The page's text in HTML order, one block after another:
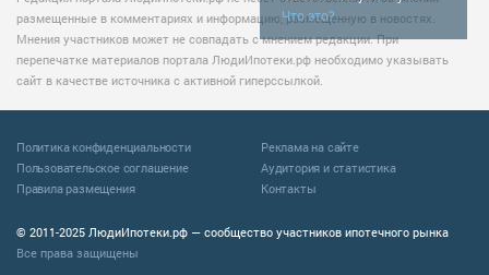
Что это?
размещенные в комментариях и информацию, размещенную в новостях.
Мнения участников может не совпадать с мнением редакции. При
перепечатке материалов портала ЛюдиИпотеки.рф необходимо указывать
сайт в качестве источника с активной гиперссылкой.
© 2011-2025 ЛюдиИпотеки.рф — сообщество участников ипотечного рынка
Все права защищены
Политика конфиденциальности
Пользовательское соглашение
Правила размещения
Реклама на сайте
Аудитория и статистика
Контакты